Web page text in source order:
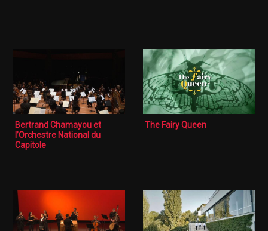
Bertrand Chamayou et
l’Orchestre National du
Capitole
The Fairy Queen